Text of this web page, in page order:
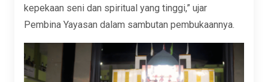
kepekaan seni dan spiritual yang tinggi,” ujar
Pembina Yayasan dalam sambutan pembukaannya.